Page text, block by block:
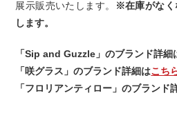
展示販売いたします。
※在庫がなく
します。
「Sip and Guzzle」のブランド詳細
「咲グラス」のブランド詳細はこち
「フロリアンティロー」のブランド